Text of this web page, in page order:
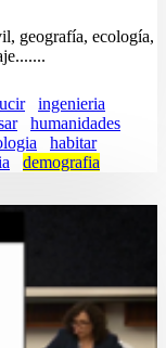
geografía, ecología,
ingenieria
humanidades
habitar
demografia